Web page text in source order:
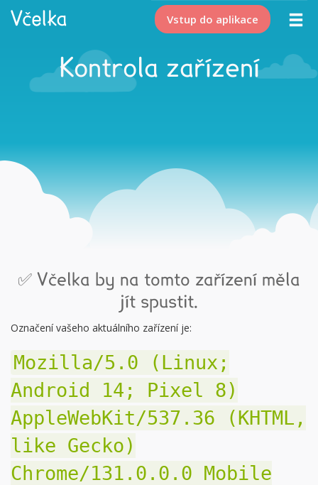
Vstup do aplikace
Kontrola zařízení
✅ Včelka by na tomto zařízení měla
jít spustit.
Označení vašeho aktuálního zařízení je:
Mozilla/5.0 (Linux;
Android 14; Pixel 8)
AppleWebKit/537.36 (KHTML,
like Gecko)
Chrome/131.0.0.0 Mobile